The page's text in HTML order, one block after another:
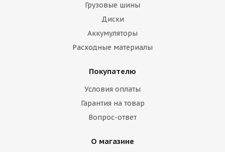
Грузовые шины
Диски
Аккумуляторы
Расходные материалы
Покупателю
Условия оплаты
Гарантия на товар
Вопрос-ответ
О магазине